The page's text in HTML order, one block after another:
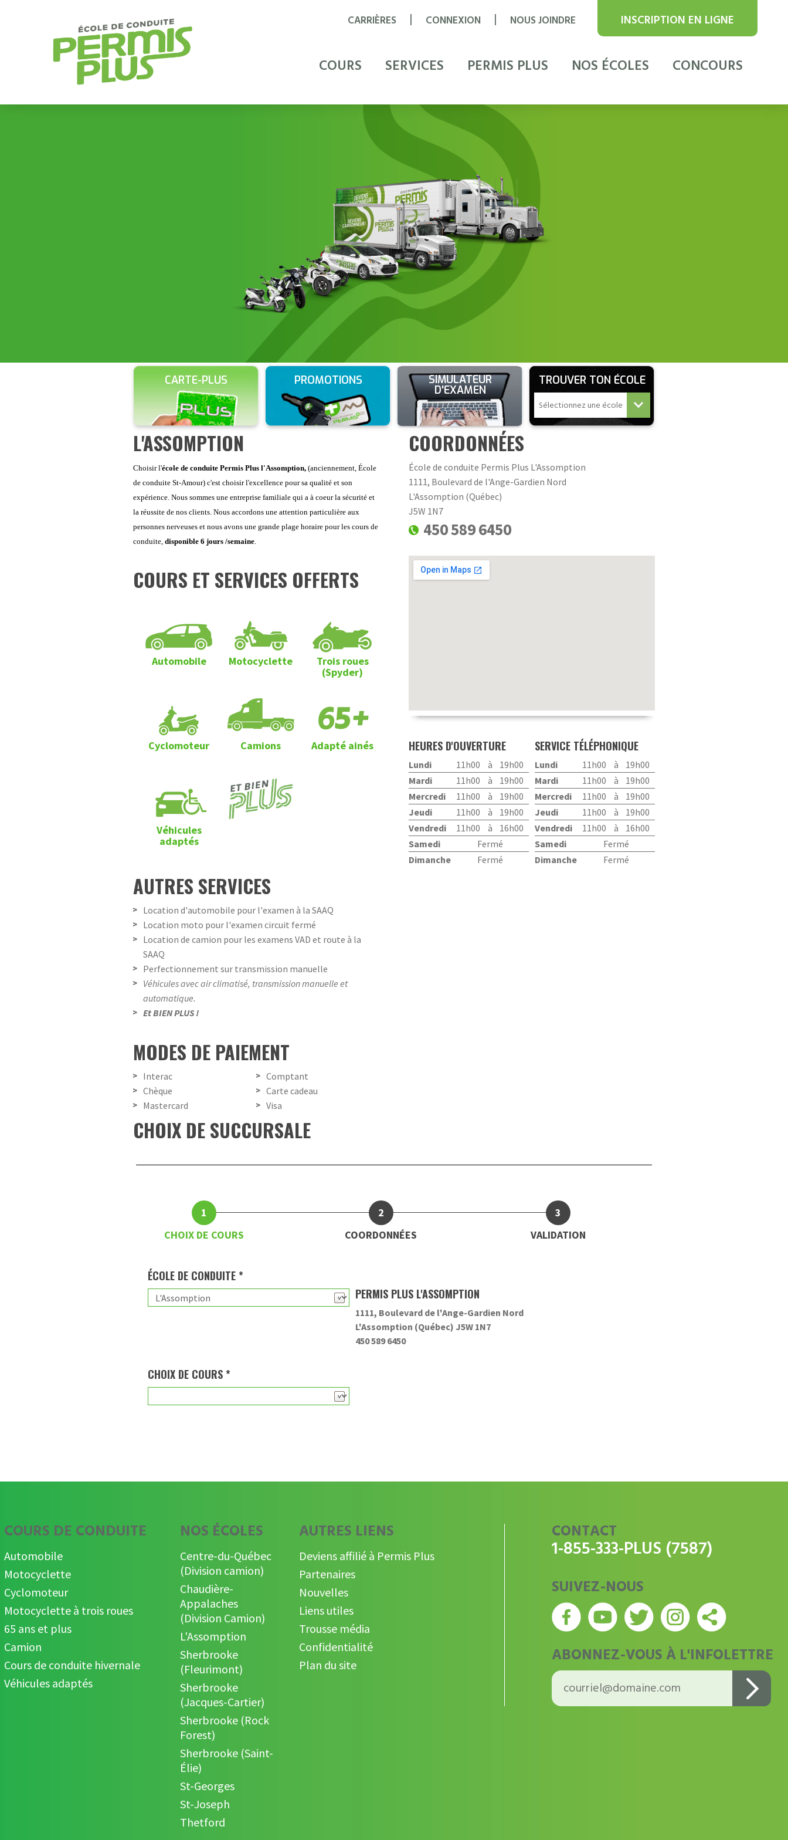
CARRIÈRES | CONNEXION | NOUS JOINDRE INSCRIPTION EN LIGNE
COURS SERVICES PERMIS PLUS NOS ÉCOLES CONCOURS
TROUVER TON ÉCOLE
SIMULATEUR
D'EXAMEN
PROMOTIONS
CARTE-PLUS
L'ASSOMPTION
Choisir l'école de conduite Permis Plus l'Assomption, (anciennement, École
de conduite St-Amour) c'est choisir l'excellence pour sa qualité et son
expérience. Nous sommes une entreprise familiale qui a à coeur la sécurité et
la réussite de nos clients. Nous accordons une attention particulière aux
personnes nerveuses et nous avons une grande plage horaire pour les cours de
conduite, disponible 6 jours /semaine.
COURS ET SERVICES OFFERTS
Automobile Motocyclette
Trois roues
(Spyder)
Cyclomoteur Camions Adapté ainés
Véhicules
adaptés
AUTRES SERVICES
Location d'automobile pour l'examen à la SAAQ
Location moto pour l'examen circuit fermé
Location de camion pour les examens VAD et route à la
SAAQ
Perfectionnement sur transmission manuelle
Véhicules avec air climatisé, transmission manuelle et
automatique.
Et BIEN PLUS !
MODES DE PAIEMENT
Interac
Comptant
Chèque
Carte cadeau
Mastercard
Visa
COORDONNÉES
École de conduite Permis Plus L'Assomption
1111, Boulevard de l'Ange-Gardien Nord
L'Assomption (Québec)
J5W 1N7
450 589 6450
HEURES D'OUVERTURE
Lundi 11h00 à
19h00
Mardi
11h00 à
19h00
Mercredi
11h00 à
19h00
Jeudi
11h00 à
19h00
Vendredi
11h00 à
16h00
Samedi
Fermé
Dimanche
Fermé
SERVICE TÉLÉPHONIQUE
Lundi 11h00 à
19h00
Mardi
11h00 à
19h00
Mercredi
11h00 à
19h00
Jeudi
11h00 à
19h00
Vendredi
11h00 à
16h00
Samedi
Fermé
Dimanche
Fermé
CHOIX DE SUCCURSALE
CHOIX DE COURS COORDONNÉES VALIDATION
ÉCOLE DE CONDUITE *
PERMIS PLUS L'ASSOMPTION
1111, Boulevard de l'Ange-Gardien Nord
L'Assomption (Québec) J5W 1N7
450 589 6450
CHOIX DE COURS *
COURS DE CONDUITE
Automobile
Motocyclette
Cyclomoteur
Motocyclette à trois roues
65 ans et plus
Camion
Cours de conduite hivernale
Véhicules adaptés
NOS ÉCOLES
Centre-du-Québec
(Division camion)
Chaudière-
Appalaches
(Division Camion)
L'Assomption
Sherbrooke
(Fleurimont)
Sherbrooke
(Jacques-Cartier)
Sherbrooke (Rock
Forest)
Sherbrooke (Saint-
Élie)
St-Georges
St-Joseph
Thetford
AUTRES LIENS
Deviens affilié à Permis Plus
Partenaires
Nouvelles
Liens utiles
Trousse média
Confidentialité
Plan du site
CONTACT
1-855-333-PLUS (7587)
SUIVEZ-NOUS
ABONNEZ-VOUS À L'INFOLETTRE